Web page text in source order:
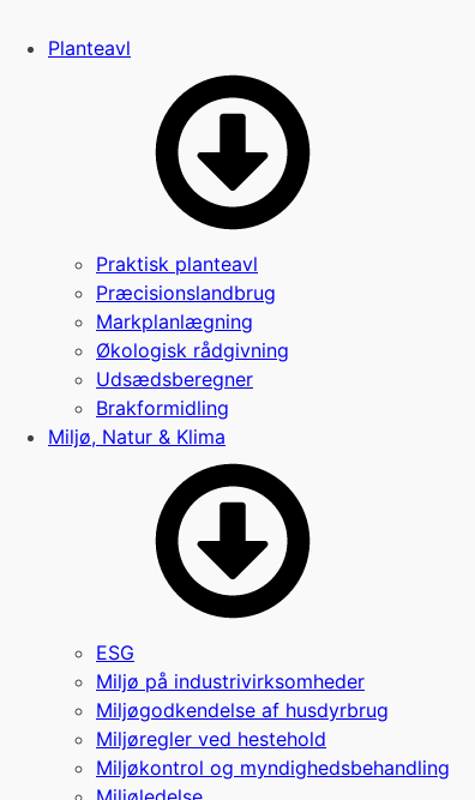
Planteavl
Praktisk planteavl
Præcisionslandbrug
Markplanlægning
Økologisk rådgivning
Udsædsberegner
Brakformidling
Miljø, Natur & Klima
ESG
Miljø på industrivirksomheder
Miljøgodkendelse af husdyrbrug
Miljøregler ved hestehold
Miljøkontrol og myndighedsbehandling